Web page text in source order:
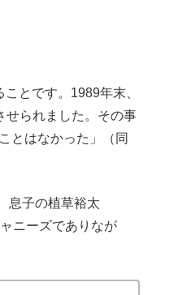
とです。1989年末、
せられました。その事
とはなかった」（同
息子の植草裕太
ニーズでありなが